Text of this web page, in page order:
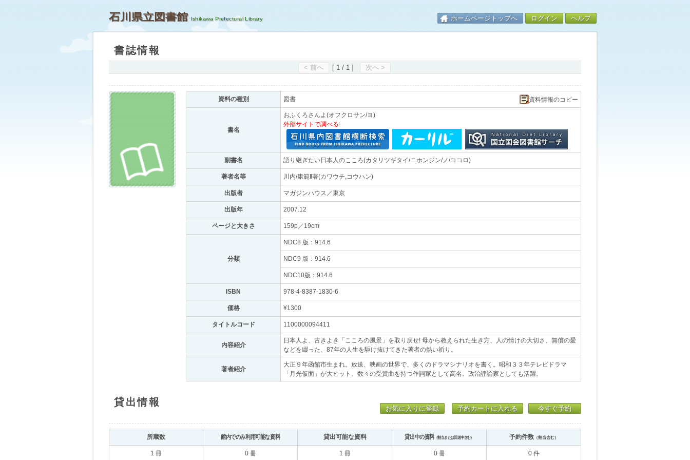
石川県立図書館 ホームページトップへ ログイン ヘルプ
書誌情報
< 前へ [ 1 / 1 ] 次へ >
資料の種別 図書 資料情報のコピー
書名
おふくろさんよ(オフクロサン/ヨ)
外部サイトで調べる:
副書名 語り継ぎたい日本人のこころ(カタリツギタイ/ニホンジン/ノ/ココロ)
著者名等 川内/康範‖著(カワウチ,コウハン)
出版者 マガジンハウス／東京
出版年 2007.12
ページと大きさ 159p／19cm
分類
NDC8 版：914.6
NDC9 版：914.6
NDC10版：914.6
ISBN 978-4-8387-1830-6
価格 ¥1300
タイトルコード 1100000094411
内容紹介
日本人よ、古きよき「こころの風景」を取り戻せ! 母から教えられた生き方、人の情けの大切さ、無償の愛
などを綴った、87年の人生を駆け抜けてきた著者の熱い祈り。
著者紹介
大正９年函館市生まれ。放送、映画の世界で、多くのドラマシナリオを書く。昭和３３年テレビドラマ
「月光仮面」が大ヒット。数々の受賞曲を持つ作詞家として高名。政治評論家としても活躍。
貸出情報
お気に入りに登録 予約カートに入れる 今すぐ予約
所蔵数 館内でのみ利用可能な資料 貸出可能な資料 貸出中の資料（割当または回送中含む） 予約件数（割当含む）
1 冊 0 冊 1 冊 0 冊 0 件